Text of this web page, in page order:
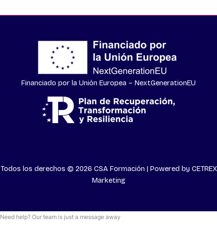
Financiado por la Unión Europea – NextGenerationEU
Todos los derechos © 2026 CSA Formación | Powered by CETREX
Marketing
Need help? Our team is just a message away